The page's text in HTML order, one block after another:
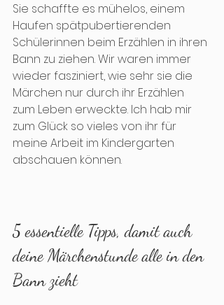
Sie schaffte es mühelos, einem
Haufen spätpubertierenden
Schülerinnen beim Erzählen in ihren
Bann zu ziehen. Wir waren immer
wieder fasziniert, wie sehr sie die
Märchen nur durch ihr Erzählen
zum Leben erweckte. Ich hab mir
zum Glück so vieles von ihr für
meine Arbeit im Kindergarten
abschauen können.
5 essentielle Tipps, damit auch
deine Märchenstunde alle in den
Bann zieht